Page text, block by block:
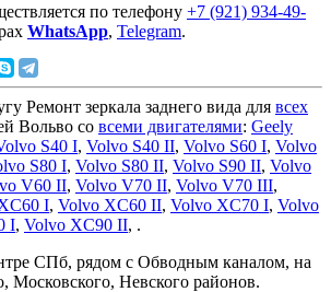
по телефону +7 (921) 934-49-
WhatsApp, Telegram.
Ремонт зеркала заднего вида для всех
Вольво со всеми двигателями: Geely
S40 I, Volvo S40 II, Volvo S60 I, Volvo
S80 I, Volvo S80 II, Volvo S90 II, Volvo
V60 II, Volvo V70 II, Volvo V70 III,
I, Volvo XC60 II, Volvo XC70 I, Volvo
I, Volvo XC90 II, .
СПб, рядом с Обводным каналом, на
Московского, Невского районов.